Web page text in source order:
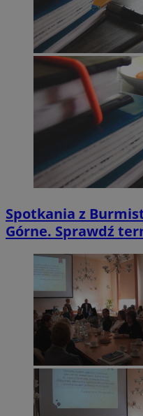
Spotkania z
Górne. Sprawdź